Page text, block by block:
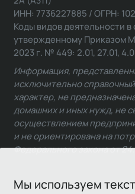
Мы используем
ИНН: 7736227885 / ОГРН:
Коды видов деятельности
утвержденному Приказом
2023 г. № 449: 2.01, 27.01,
Информация,
исключительно
характер, не
домашних и иных нужд, не
осуществлением
и не ориентирована на
Федерального закона от